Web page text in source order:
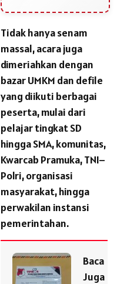
Tidak hanya senam
massal, acara juga
dimeriahkan dengan
bazar UMKM dan defile
yang diikuti berbagai
peserta, mulai dari
pelajar tingkat SD
hingga SMA, komunitas,
Kwarcab Pramuka, TNI–
Polri, organisasi
masyarakat, hingga
perwakilan instansi
pemerintahan.
Baca
Juga